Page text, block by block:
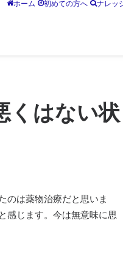
ホーム 初めての方へ ナレッ
くはない状
のは薬物治療だと思いま
感じます。今は無意味に思